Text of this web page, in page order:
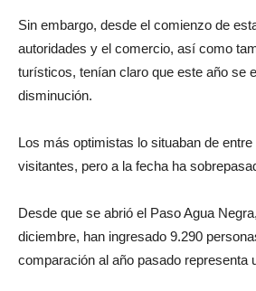
Sin embargo, desde el comienzo de
autoridades y el comercio, así como
turísticos, tenían claro que este año se
disminución.
Los más optimistas lo situaban de
visitantes, pero a la fecha ha
Desde que se abrió el Paso Agua
diciembre, han ingresado 9.290
comparación al año pasado representa